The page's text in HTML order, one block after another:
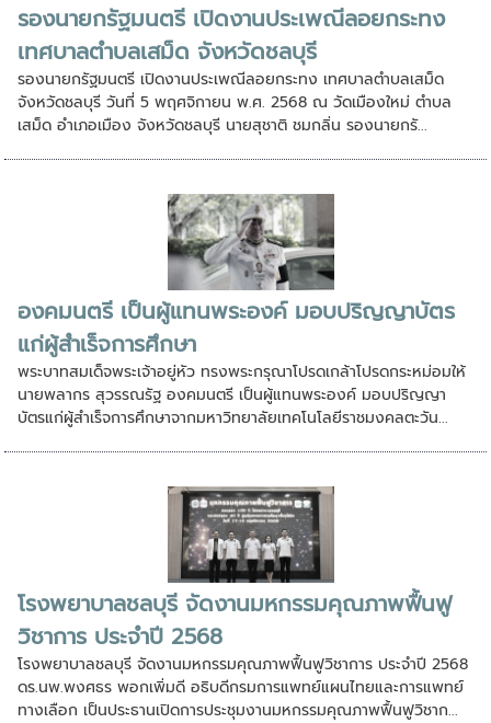
รองนายกรัฐมนตรี เปิดงานประเพณีลอยกระทง
เทศบาลตำบลเสม็ด จังหวัดชลบุรี
รองนายกรัฐมนตรี เปิดงานประเพณีลอยกระทง เทศบาลตำบลเสม็ด
จังหวัดชลบุรี วันที่ 5 พฤศจิกายน พ.ศ. 2568 ณ วัดเมืองใหม่ ตำบล
เสม็ด อำเภอเมือง จังหวัดชลบุรี นายสุชาติ ชมกลิ่น รองนายกรั...
องคมนตรี เป็นผู้แทนพระองค์ มอบปริญญาบัตร
แก่ผู้สำเร็จการศึกษา
พระบาทสมเด็จพระเจ้าอยู่หัว ทรงพระกรุณาโปรดเกล้าโปรดกระหม่อมให้
นายพลากร สุวรรณรัฐ องคมนตรี เป็นผู้แทนพระองค์ มอบปริญญา
บัตรแก่ผู้สำเร็จการศึกษาจากมหาวิทยาลัยเทคโนโลยีราชมงคลตะวัน...
โรงพยาบาลชลบุรี จัดงานมหกรรมคุณภาพฟื้นฟู
วิชาการ ประจำปี 2568
โรงพยาบาลชลบุรี จัดงานมหกรรมคุณภาพฟื้นฟูวิชาการ ประจำปี 2568
ดร.นพ.พงศธร พอกเพิ่มดี อธิบดีกรมการแพทย์แผนไทยและการแพทย์
ทางเลือก เป็นประธานเปิดการประชุมงานมหกรรมคุณภาพฟื้นฟูวิชาก...